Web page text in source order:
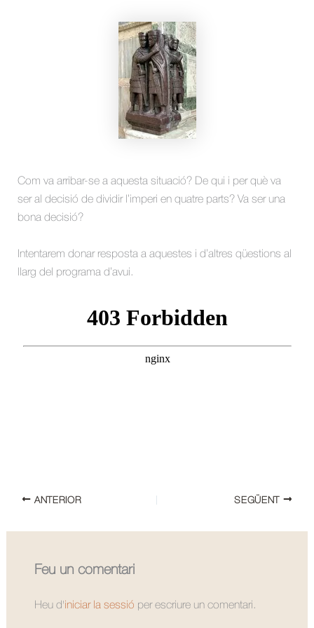
Com va arribar-se a aquesta situació? De qui i per què va
ser al decisió de dividir l’imperi en quatre parts? Va ser una
bona decisió?
Intentarem donar resposta a aquestes i d’altres qüestions al
llarg del programa d’avui.
ANTERIOR SEGÜENT
Feu un comentari
Heu d'iniciar la sessió per escriure un comentari.